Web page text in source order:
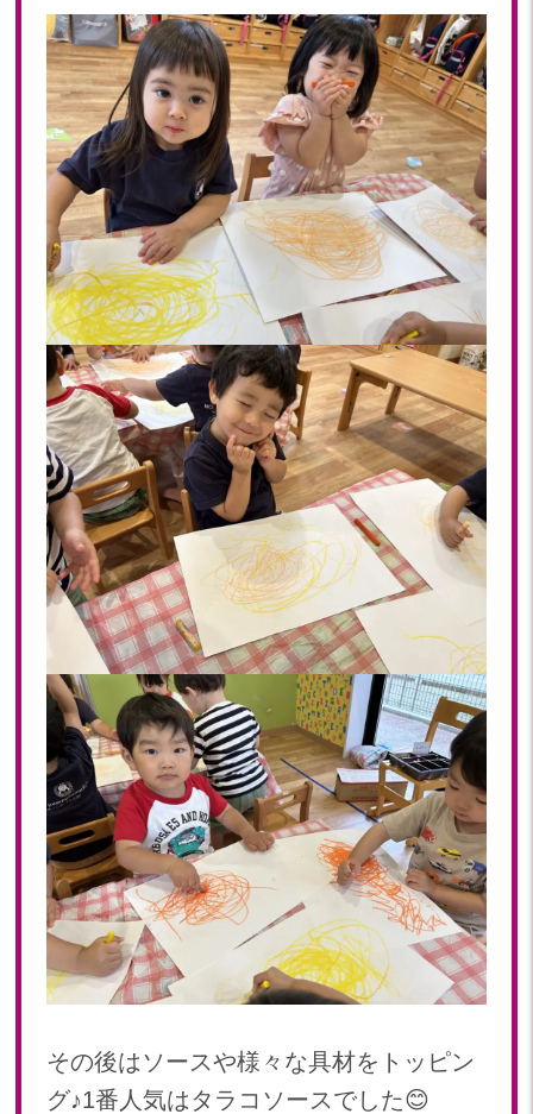
2023年 07月(20)
2023年 06月(21)
2023年 05月(20)
2023年 04月(20)
2023年 03月(22)
2023年 02月(19)
2023年 01月(19)
2022
2022年 12月(20)
2022年 11月(20)
2022年 10月(20)
2022年 09月(19)
2022年 08月(22)
2022年 07月(20)
2022年 06月(22)
2022年 05月(19)
2022年 04月(19)
2022年 03月(19)
2022年 02月(12)
2022年 01月(18)
2021
2021年 12月(20)
2021年 11月(19)
2021年 10月(20)
2021年 09月(20)
2021年 08月(22)
2021年 07月(9)
その後はソースや様々な具材をトッピン
グ♪1番人気はタラコソースでした😊